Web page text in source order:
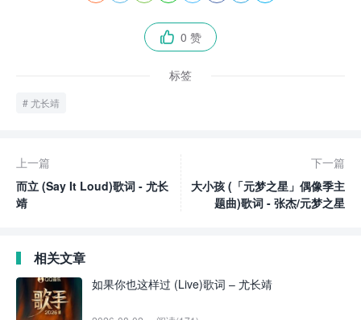
 0 赞
标签
尤长靖
上一篇
而立 (Say It Loud)歌词 - 尤长
靖
下一篇
大小孩 (「元梦之星」偶像季主
题曲)歌词 - 张杰/元梦之星
相关文章
如果你也这样过 (Live)歌词 – 尤长靖